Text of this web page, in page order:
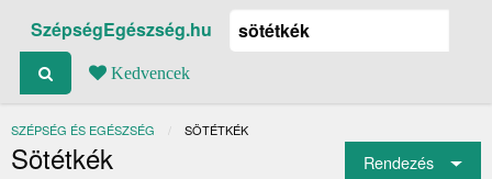
SzépségEgészség.hu
Kedvencek
SZÉPSÉG ÉS EGÉSZSÉG JELENLEGI:
SÖTÉTKÉK
Sötétkék Rendezés